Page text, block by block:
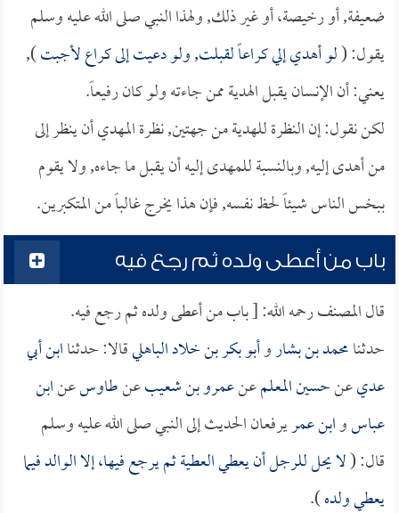
ضعيفة, أو رخيصة، أو غير ذلك, ولهذا النبي صلى الله عليه وسلم
يقول: (لو أهدي إلي كراعاً لقبلت, ولو دعيت إلى كراع لأجبت),
يعني: أن الإنسان يقبل الهدية ممن جاءته ولو كان رفيعاً.
لكن نقول: إن النظرة للهدية من جهتين, نظرة المهدي أن ينظر إلى
من أهدى إليه, وبالنسبة للمهدى إليه أن يقبل ما جاءه, ولا يقوم
ببخس الناس شيئاً لحظ نفسه, فإن هذا يخرج غالباً من المتكبرين.
باب من أعطى ولده ثم رجع فيه
قال المصنف رحمه الله: [ باب من أعطى ولده ثم رجع فيه.
حدثنامحمد بن بشاروأبو بكر بن خلاد الباهليقالا: حدثناابن أبي
عديعنحسين المعلمعنعمرو بن شعيبعنطاوسعنابن
عباسوابن عمريرفعان الحديث إلى النبي صلى الله عليه وسلم
قال: (لا يحل للرجل أن يعطي العطية ثم يرجع فيها، إلا الوالد فيما
يعطي ولده).